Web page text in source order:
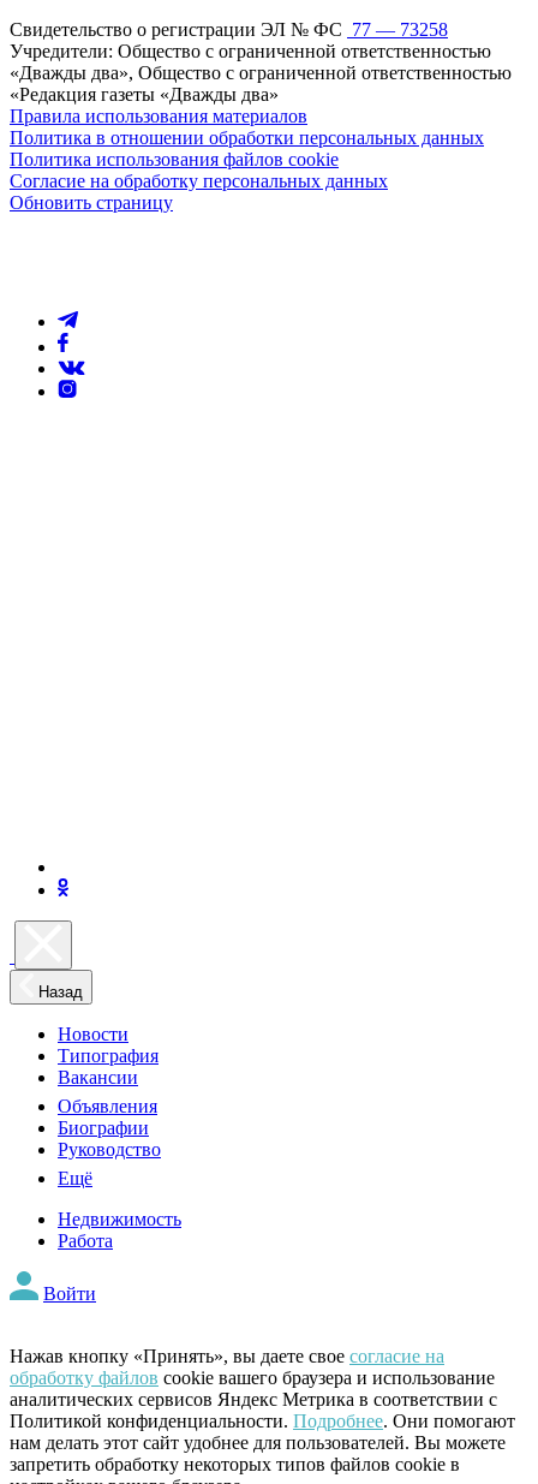
Свидетельство о регистрации ЭЛ № ФС 77 — 73258
Учредители: Общество с ограниченной ответственностью
«Дважды два», Общество с ограниченной ответственностью
«Редакция газеты «Дважды два»
Правила использования материалов
Политика в отношении обработки персональных данных
Политика использования файлов cookie
Согласие на обработку персональных данных
Обновить страницу
Назад
Новости
Типография
Вакансии
Объявления
Биографии
Руководство
Ещё
Недвижимость
Работа
Войти
Нажав кнопку «Принять», вы даете свое согласие на
обработку файлов cookie вашего браузера и использование
аналитических сервисов Яндекс Метрика в соответствии с
Политикой конфиденциальности. Подробнее. Они помогают
нам делать этот сайт удобнее для пользователей. Вы можете
запретить обработку некоторых типов файлов cookie в